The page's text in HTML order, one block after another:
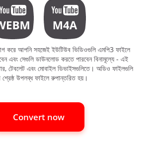
করে আপনি সহজেই ইউটিউব ভিডিওগুলি এমপি3 ফাইলে
এবং সেগুলি ডাউনলোড করতে পারবেন বিনামূল্যে - এই
টেবলেট এবং মোবাইল ডিভাইসগুলিতে। অডিও ফাইলগুলি
শ্রেষ্ঠ উপলব্ধ ফাইলে রুপান্তরিত হয়।
Convert now